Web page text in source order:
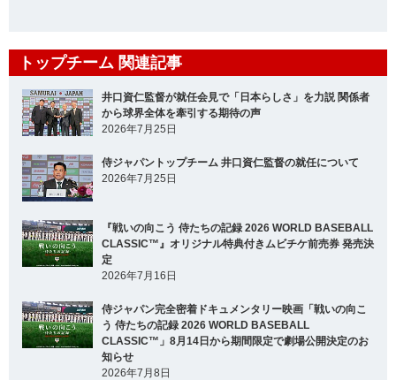
トップチーム 関連記事
井口資仁監督が就任会見で「日本らしさ」を力説 関係者
から球界全体を牽引する期待の声
2026年7月25日
侍ジャパントップチーム 井口資仁監督の就任について
2026年7月25日
『戦いの向こう 侍たちの記録 2026 WORLD BASEBALL
CLASSIC™』オリジナル特典付きムビチケ前売券 発売決
定
2026年7月16日
侍ジャパン完全密着ドキュメンタリー映画「戦いの向こ
う 侍たちの記録 2026 WORLD BASEBALL
CLASSIC™」8月14日から期間限定で劇場公開決定のお
知らせ
2026年7月8日